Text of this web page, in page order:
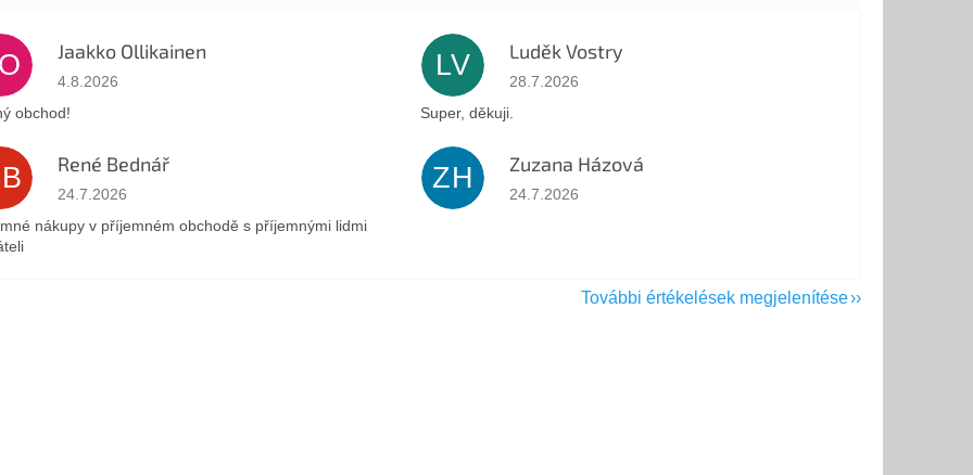
Jaakko Ollikainen
Az áruház értékelése 5-ből 5 csillag.
4.8.2026
obchod!
LV Luděk Vostry
Az áruház értékelése 5-ből 5 csillag.
28.7.2026
Super, děkuji.
René Bednář
Az áruház értékelése 5-ből 5 csillag.
24.7.2026
nákupy v příjemném obchodě s příjemnými lidmi
ZH Zuzana Házová
Az áruház értékelése 5-ből 5 csillag.
24.7.2026
További értékelések megjelenítése